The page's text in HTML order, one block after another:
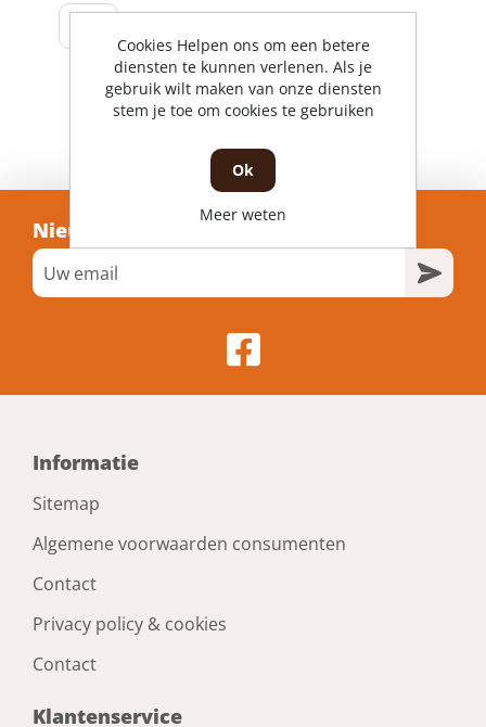
Nieuwsbrief
Informatie
Sitemap
Algemene voorwaarden consumenten
Contact
Privacy policy & cookies
Contact
Klantenservice
Cookies Helpen ons om een betere
diensten te kunnen verlenen. Als je
gebruik wilt maken van onze diensten
stem je toe om cookies te gebruiken
Ok
Meer weten